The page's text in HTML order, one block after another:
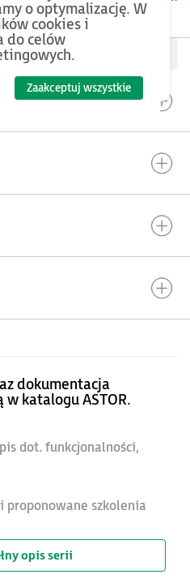
produkt
dokumentacja
katalogu ASTOR.
dot. funkcjonalności,
proponowane szkolenia
opis serii
o optymalizację. W
cookies i
do celów
Zaakceptuj wszystkie